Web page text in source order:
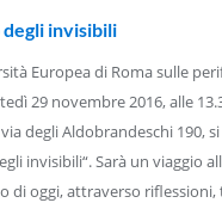
invisibili
Europea di Roma sulle
29 novembre 2016, alle
degli Aldobrandeschi 190,
invisibili“. Sarà un viaggio
di oggi, attraverso